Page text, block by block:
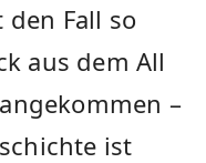
Fall so
aus dem All
–
ist